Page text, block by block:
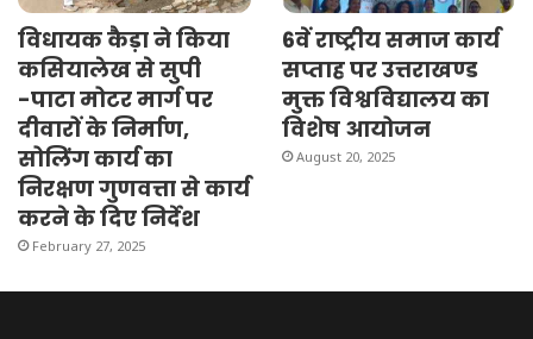
विधायक कैड़ा ने किया
कसियालेख से सुपी
-पाटा मोटर मार्ग पर
दीवारों के निर्माण,
सोलिंग कार्य का
निरक्षण गुणवत्ता से कार्य
करने के दिए निर्देश
February 27, 2025
6वें राष्ट्रीय समाज कार्य
सप्ताह पर उत्तराखण्ड
मुक्त विश्वविद्यालय का
विशेष आयोजन
August 20, 2025